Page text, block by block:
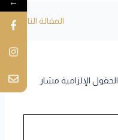
المقالة التالية←
الحقول الإلزامية مشار